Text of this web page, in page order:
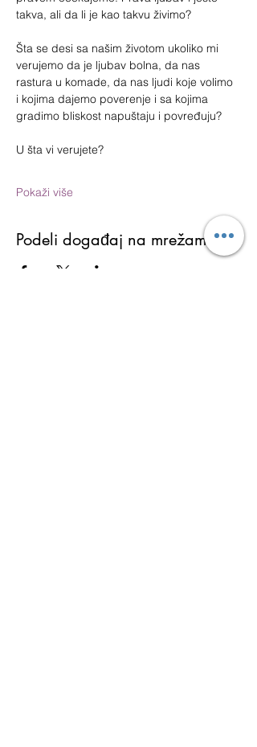
takva, ali da li je kao takvu živimo?
Šta se desi sa našim životom ukoliko mi
verujemo da je ljubav bolna, da nas
rastura u komade, da nas ljudi koje volimo
i kojima dajemo poverenje i sa kojima
gradimo bliskost napuštaju i povređuju?
U šta vi verujete?
Pokaži više
Podeli događaj na mrežama